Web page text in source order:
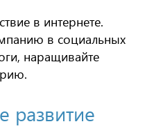
в интернете.
в социальных
наращивайте
развитие